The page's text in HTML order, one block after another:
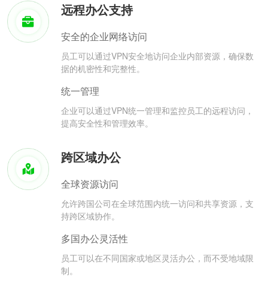
远程办公支持
安全的企业网络访问
员工可以通过VPN安全地访问企业内部资源，确保数
据的机密性和完整性。
统一管理
企业可以通过VPN统一管理和监控员工的远程访问，
提高安全性和管理效率。
跨区域办公
全球资源访问
允许跨国公司在全球范围内统一访问和共享资源，支
持跨区域协作。
多国办公灵活性
员工可以在不同国家或地区灵活办公，而不受地域限
制。